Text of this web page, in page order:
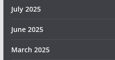
July 2025
June 2025
March 2025